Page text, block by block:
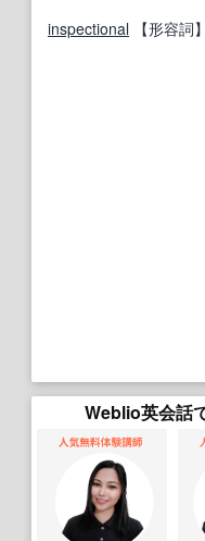
inspectional 【形容詞】
Weblio英会話